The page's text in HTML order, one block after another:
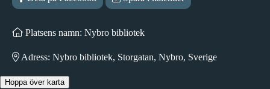
Platsens namn: Nybro bibliotek
Adress: Nybro bibliotek, Storgatan, Nybro, Sverige
Hoppa över karta